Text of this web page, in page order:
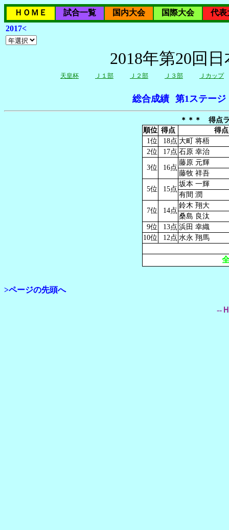
ＨＯＭＥ 試合一覧 国内大会 国際大会
代表
2017<
2018年第20回
天皇杯 Ｊ１部 Ｊ２部 Ｊ３部 Ｊカップ
総合成績 第1ステージ
＊＊＊ 得点
順位 得点
得
1位
18点 大町 将梧
2位
17点 石原 幸治
3位 16点
藤原 元輝
藤牧 祥吾
5位 15点
坂本 一輝
有間 潤
7位 14点
鈴木 翔大
桑島 良汰
9位
13点 浜田 幸織
10位
12点 水永 翔馬
>ページの先頭へ
--